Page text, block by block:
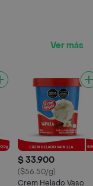
Ver más
$ 33.900
($56.50/g)
Crem Helado Vaso